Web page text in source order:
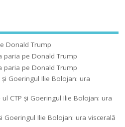
Donald Trump
paria pe Donald Trump
paria pe Donald Trump
şi Goeringul Ilie Bolojan: ura
ul CTP şi Goeringul Ilie Bolojan: ura
Goeringul Ilie Bolojan: ura viscerală